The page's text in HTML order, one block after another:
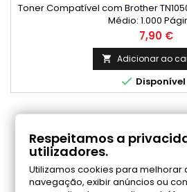
Toner Compatível com Brother
Médio: 1.000
Preço
7,90 €
 Adicionar ao
 Disponível
COMENTÁRIOS (0)
Seja o primeiro a
Respeitamos a
utilizadores.
Utilizamos cookies para melhorar
navegação, exibir anúncios ou